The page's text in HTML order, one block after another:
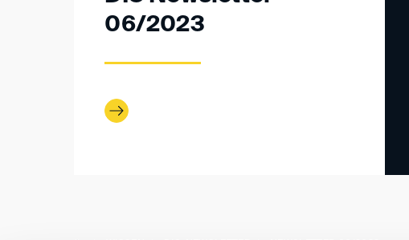
06/2023